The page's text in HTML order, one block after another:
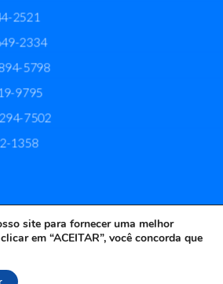
2521
2334
5798
9795
7502
1358
© 2024. Todos os Direitos
site para fornecer uma melhor
em “ACEITAR”, você concorda que